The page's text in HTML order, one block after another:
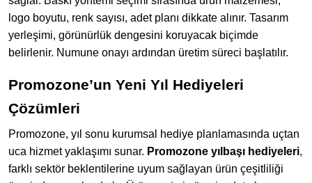
logo boyutu, renk sayısı, adet planı dikkate alınır. Tasarım
yerleşimi, görünürlük dengesini koruyacak biçimde
belirlenir. Numune onayı ardından üretim süreci başlatılır.
Promozone’un Yeni Yıl Hediyeleri
Çözümleri
Promozone, yıl sonu kurumsal hediye planlamasında uçtan
uca hizmet yaklaşımı sunar. Promozone yılbaşı hediyeleri,
farklı sektör beklentilerine uyum sağlayan ürün çeşitliliği